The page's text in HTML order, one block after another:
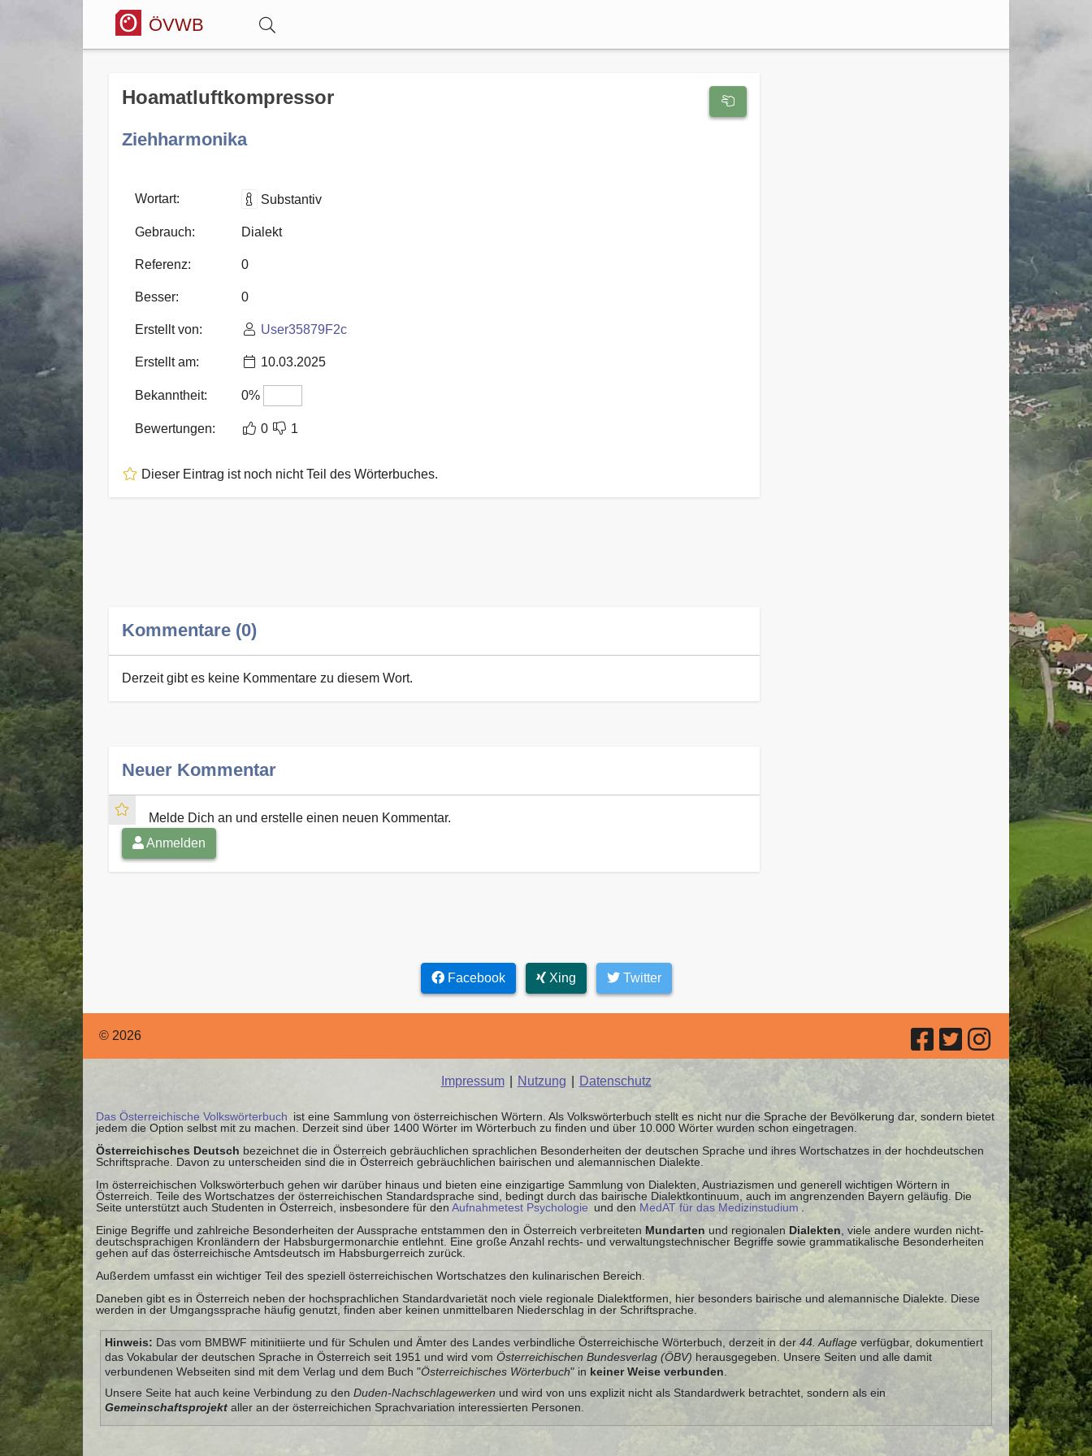
ÖVWB
Wörterbuch
Blog
Hoamatluftkompressor
Ziehharmonika
Wortart: Substantiv
Gebrauch: Dialekt
Referenz: 0
Besser: 0
Erstellt von: User35879F2c
Erstellt am: 10.03.2025
Bekanntheit: 0%
Bewertungen: 0 1
Dieser Eintrag ist noch nicht Teil des Wörterbuches.
Kommentare (0)
Derzeit gibt es keine Kommentare zu diesem Wort.
Neuer Kommentar
Melde Dich an und erstelle einen neuen Kommentar.
Anmelden
Facebook Xing Twitter
© 2026
Impressum Nutzung Datenschutz
Das Österreichische Volkswörterbuch ist eine Sammlung von österreichischen Wörtern. Als Volkswörterbuch stellt es nicht nur die Sprache der Bevölkerung dar, sondern bietet
jedem die Option selbst mit zu machen. Derzeit sind über 1400 Wörter im Wörterbuch zu finden und über 10.000 Wörter wurden schon eingetragen.
Österreichisches Deutsch bezeichnet die in Österreich gebräuchlichen sprachlichen Besonderheiten der deutschen Sprache und ihres Wortschatzes in der hochdeutschen
Schriftsprache. Davon zu unterscheiden sind die in Österreich gebräuchlichen bairischen und alemannischen Dialekte.
Im österreichischen Volkswörterbuch gehen wir darüber hinaus und bieten eine einzigartige Sammlung von Dialekten, Austriazismen und generell wichtigen Wörtern in
Österreich. Teile des Wortschatzes der österreichischen Standardsprache sind, bedingt durch das bairische Dialektkontinuum, auch im angrenzenden Bayern geläufig. Die
Seite unterstützt auch Studenten in Österreich, insbesondere für den Aufnahmetest Psychologie und den MedAT für das Medizinstudium .
Einige Begriffe und zahlreiche Besonderheiten der Aussprache entstammen den in Österreich verbreiteten Mundarten und regionalen Dialekten , viele andere wurden nicht-
deutschsprachigen Kronländern der Habsburgermonarchie entlehnt. Eine große Anzahl rechts- und verwaltungstechnischer Begriffe sowie grammatikalische Besonderheiten
gehen auf das österreichische Amtsdeutsch im Habsburgerreich zurück.
Außerdem umfasst ein wichtiger Teil des speziell österreichischen Wortschatzes den kulinarischen Bereich.
Daneben gibt es in Österreich neben der hochsprachlichen Standardvarietät noch viele regionale Dialektformen, hier besonders bairische und alemannische Dialekte. Diese
werden in der Umgangssprache häufig genutzt, finden aber keinen unmittelbaren Niederschlag in der Schriftsprache.
Hinweis: Das vom BMBWF mitinitiierte und für Schulen und Ämter des Landes verbindliche Österreichische Wörterbuch, derzeit in der 44. Auflageverfügbar, dokumentiert
das Vokabular der deutschen Sprache in Österreich seit 1951 und wird vom Österreichischen Bundesverlag (ÖBV) herausgegeben. Unsere Seiten und alle damit
verbundenen Webseiten sind mit dem Verlag und dem Buch "Österreichisches Wörterbuch" in keiner Weise verbunden
Unsere Seite hat auch keine Verbindung zu den Duden-Nachschlagewerken und wird von uns explizit nicht als Standardwerk betrachtet, sondern als ein
Gemeinschaftsprojektaller an der österreichichen Sprachvariation interessierten Personen.